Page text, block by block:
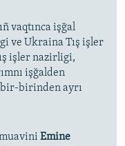
vaqtınca işğal
ve Ukraina Tış işler
işler nazirligi,
işğalden
bir-birinden ayrı
Emine